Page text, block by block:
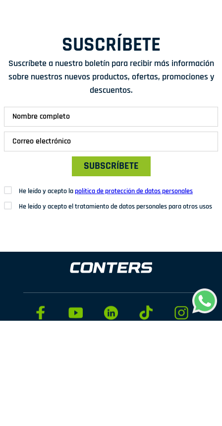
SUSCRÍBETE
Suscríbete a nuestro boletín para recibir más información
sobre nuestros nuevos productos, ofertas, promociones y
descuentos.
SUBSCRÍBETE
He leído y acepto lapolítica de protección de datos personales
He leído y acepto el tratamiento de datos personales para otros usos